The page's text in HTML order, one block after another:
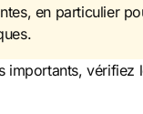
en particulier
importants, vérifiez